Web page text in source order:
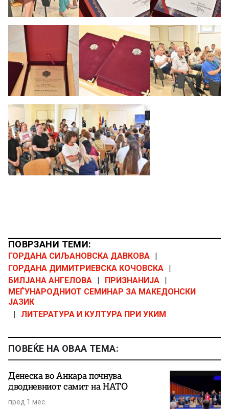
ПОВРЗАНИ ТЕМИ:
ГОРДАНА СИЉАНОВСКА ДАВКОВА |
ГОРДАНА ДИМИТРИЕВСКА КОЧОВСКА |
БИЛЈАНА АНГЕЛОВА | ПРИЗНАНИЈА |
МЕЃУНАРОДНИОТ СЕМИНАР ЗА МАКЕДОНСКИ
ЈАЗИК
|
ЛИТЕРАТУРА И КУЛТУРА ПРИ УКИМ
ПОВЕЌЕ НА ОВАА ТЕМА:
Денеска во Анкара почнува
дводневниот самит на НАТО
пред 1 мес.